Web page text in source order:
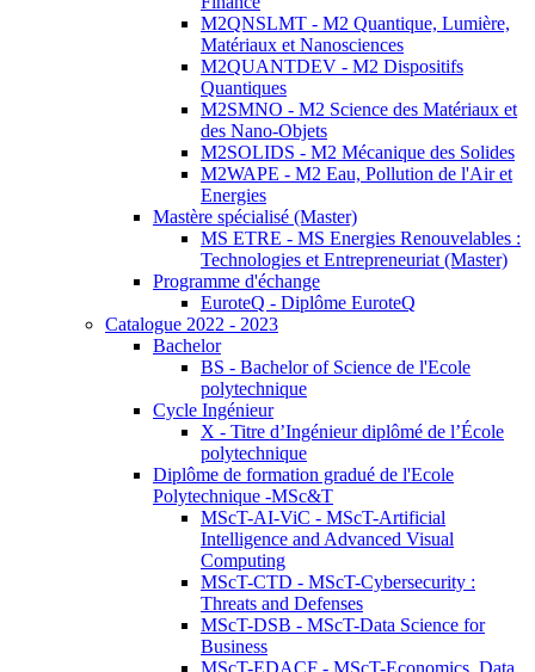
M2QNSLMT - M2 Quantique, Lumière,
Matériaux et Nanosciences
M2QUANTDEV - M2 Dispositifs
Quantiques
M2SMNO - M2 Science des Matériaux et
des Nano-Objets
M2SOLIDS - M2 Mécanique des Solides
M2WAPE - M2 Eau, Pollution de l'Air et
Energies
Mastère spécialisé (Master)
MS ETRE - MS Energies Renouvelables :
Technologies et Entrepreneuriat (Master)
Programme d'échange
EuroteQ - Diplôme EuroteQ
Catalogue 2022 - 2023
Bachelor
BS - Bachelor of Science de l'Ecole
polytechnique
Cycle Ingénieur
X - Titre d’Ingénieur diplômé de l’École
polytechnique
Diplôme de formation gradué de l'Ecole
Polytechnique -MSc&T
MScT-AI-ViC - MScT-Artificial
Intelligence and Advanced Visual
Computing
MScT-CTD - MScT-Cybersecurity :
Threats and Defenses
MScT-DSB - MScT-Data Science for
Business
MScT-EDACF - MScT-Economics, Data